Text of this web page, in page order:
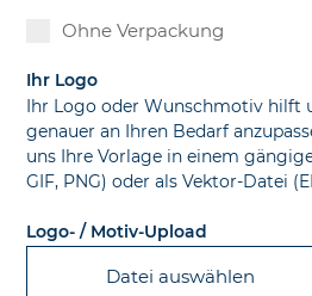
Ohne Verpackung
Ihr Logo
Ihr Logo oder Wunschmotiv hilft
genauer an Ihren Bedarf
uns Ihre Vorlage in einem
GIF, PNG) oder als Vektor-Datei
Logo- / Motiv-Upload
Datei auswählen